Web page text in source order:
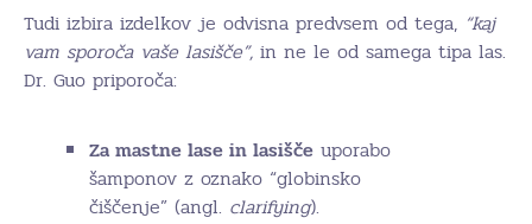
Tudi izbira izdelkov je odvisna predvsem od tega, “kaj
vam sporoča vaše lasišče”, in ne le od samega tipa las.
Dr. Guo priporoča:
Za mastne lase in lasišče uporabo
šamponov z oznako “globinsko
čiščenje” (angl. clarifying).